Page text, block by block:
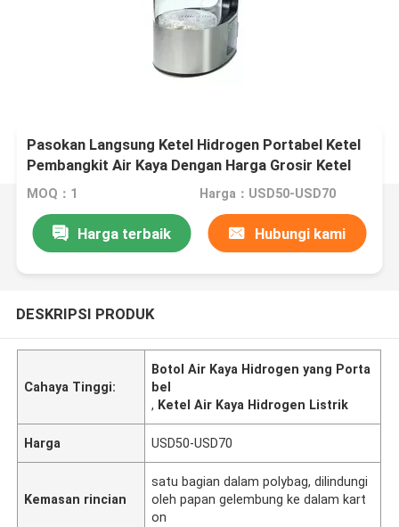
Pasokan Langsung Ketel Hidrogen Portabel Ketel
Pembangkit Air Kaya Dengan Harga Grosir Ketel
Air Hidrogen Listrik
MOQ：1 Harga：USD50-USD70
Harga terbaik Hubungi kami
DESKRIPSI PRODUK
Cahaya Tinggi:
Botol Air Kaya Hidrogen yang Porta
bel
, Ketel Air Kaya Hidrogen Listrik
Harga USD50-USD70
Kemasan rincian
satu bagian dalam polybag, dilindungi
oleh papan gelembung ke dalam kart
on